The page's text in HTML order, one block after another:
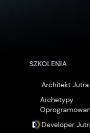
SZKOLENIA
Architekt Jutra
Archetypy
Developer